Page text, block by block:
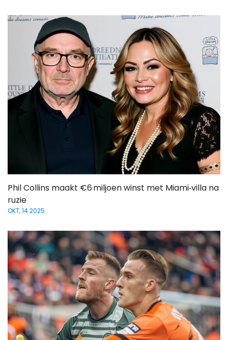
Phil Collins maakt €6 miljoen winst met Miami‑villa na
ruzie
OKT, 14 2025